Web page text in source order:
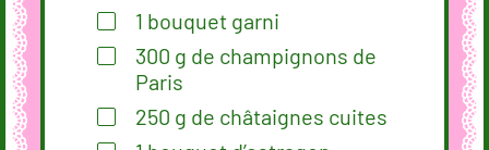
1 bouquet garni
300 g de champignons de
Paris
250 g de châtaignes cuites